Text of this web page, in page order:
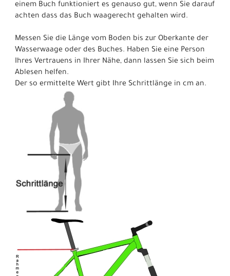
einem Buch funktioniert es genauso gut, wenn Sie darauf
achten dass das Buch waagerecht gehalten wird.
Messen Sie die Länge vom Boden bis zur Oberkante der
Wasserwaage oder des Buches. Haben Sie eine Person
Ihres Vertrauens in Ihrer Nähe, dann lassen Sie sich beim
Ablesen helfen.
Der so ermittelte Wert gibt Ihre Schrittlänge in cm an.